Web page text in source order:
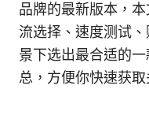
品牌的最新版本，
流选择、速度测试
景下选出最合适的
总，方便你快速获取